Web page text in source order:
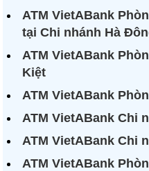
ATM VietABank
tại Chi nhánh Hà
ATM VietABank
Kiệt
ATM VietABank
ATM VietABank Chi
ATM VietABank Chi
ATM VietABank